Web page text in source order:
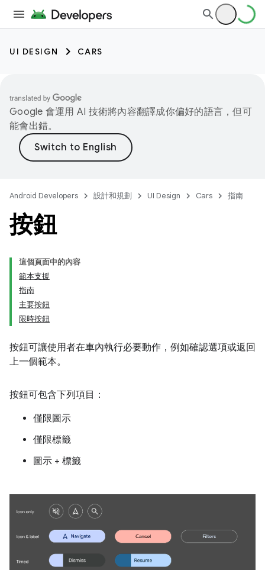
UI DESIGN CARS
Google 會運用 AI 技術將內容翻譯成你偏好的語言，但可
能會出錯。
Android Developers 設計和規劃 UI Design Cars 指南
按鈕
這個頁面中的內容
範本支援
指南
主要按鈕
限時按鈕
按鈕可讓使用者在車內執行必要動作，例如確認選項或返回
上一個範本。
按鈕可包含下列項目：
僅限圖示
僅限標籤
圖示 + 標籤